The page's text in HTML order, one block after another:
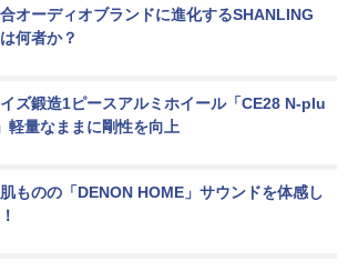
オーディオブランドに進化するSHANLING
何者か？
ズ鍛造1ピースアルミホイール「CE28 N-plu
軽量なままに剛性を向上
ものの「DENON HOME」サウンドを体感し